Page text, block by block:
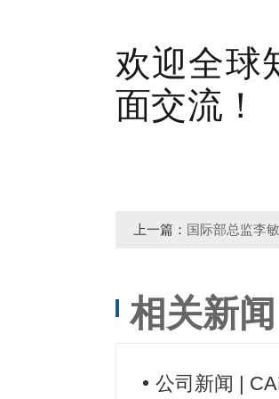
欢迎全球
面交流！
上一篇： 国际部总监李
相关新闻
公司新闻 |